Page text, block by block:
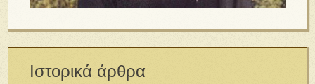
Ιστορικά άρθρα